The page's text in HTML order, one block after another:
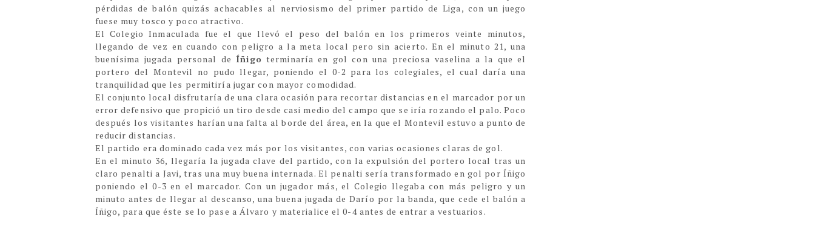
pérdidas de balón quizás achacables al nerviosismo del primer partido de Liga, con un juego
fuese muy tosco y poco atractivo.
El Colegio Inmaculada fue el que llevó el peso del balón en los primeros veinte minutos,
llegando de vez en cuando con peligro a la meta local pero sin acierto. En el minuto 21, una
buenísima jugada personal de Íñigo terminaría en gol con una preciosa vaselina a la que el
portero del Montevil no pudo llegar, poniendo el 0-2 para los colegiales, el cual daría una
tranquilidad que les permitiría jugar con mayor comodidad.
El conjunto local disfrutaría de una clara ocasión para recortar distancias en el marcador por un
error defensivo que propició un tiro desde casi medio del campo que se iría rozando el palo. Poco
después los visitantes harían una falta al borde del área, en la que el Montevil estuvo a punto de
reducir distancias.
El partido era dominado cada vez más por los visitantes, con varias ocasiones claras de gol.
En el minuto 36, llegaría la jugada clave del partido, con la expulsión del portero local tras un
claro penalti a Javi, tras una muy buena internada. El penalti sería transformado en gol por Íñigo
poniendo el 0-3 en el marcador. Con un jugador más, el Colegio llegaba con más peligro y un
minuto antes de llegar al descanso, una buena jugada de Darío por la banda, que cede el balón a
Íñigo, para que éste se lo pase a Álvaro y materialice el 0-4 antes de entrar a vestuarios.